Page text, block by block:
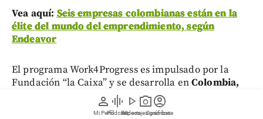
person
Mi Perfil
graphic_eq
Pódcast
play_arrow
Videos
photo_camera
Reportajes gráficos
account_circle
Suscríbete
Vea aquí: Seis empresas colombianas están en la
élite del mundo del emprendimiento, según
Endeavor
El programa Work4Progress es impulsado por la
Fundación “la Caixa” y se desarrolla enColombia,
India, Mozambique, Perú y Ghana
soluciones construidas desde las propias